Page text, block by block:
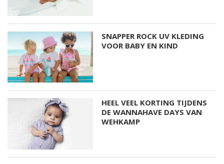
SNAPPER ROCK UV KLEDING
VOOR BABY EN KIND
HEEL VEEL KORTING TIJDENS
DE WANNAHAVE DAYS VAN
WEHKAMP